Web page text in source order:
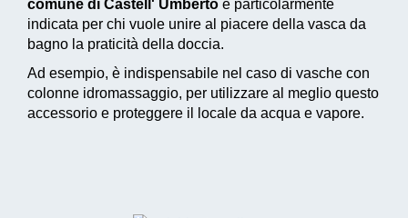
comune di Castell' Umberto è particolarmente
indicata per chi vuole unire al piacere della vasca da
bagno la praticità della doccia.
Ad esempio, è indispensabile nel caso di vasche con
colonne idromassaggio, per utilizzare al meglio questo
accessorio e proteggere il locale da acqua e vapore.